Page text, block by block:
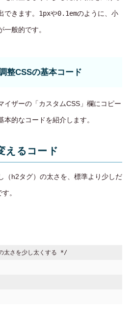
できます。 1pxや0.1emのように、小
般的です。
整CSSの基本コード
イザーの「カスタムCSS」欄にコピー
本的なコードを紹介します。
えるコード
（h2タグ）の太さを、標準より少しだ
。
太さを少し太くする */